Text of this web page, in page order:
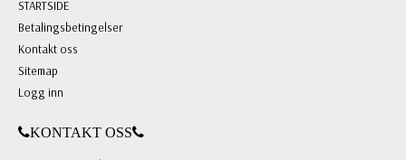
STARTSIDE
Betalingsbetingelser
Kontakt oss
Sitemap
Logg inn
KONTAKT OSS